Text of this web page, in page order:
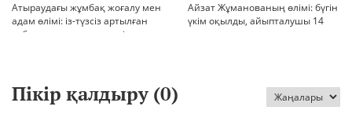
Атыраудағы жұмбақ жоғалу мен
адам өлімі: із-түзсіз артылған
отбасы, полиция тергеуі және
Айзат Жұманованың өлімі: бүгін
үкім оқылды, айыпталушы 14
Пікір қалдыру (0)